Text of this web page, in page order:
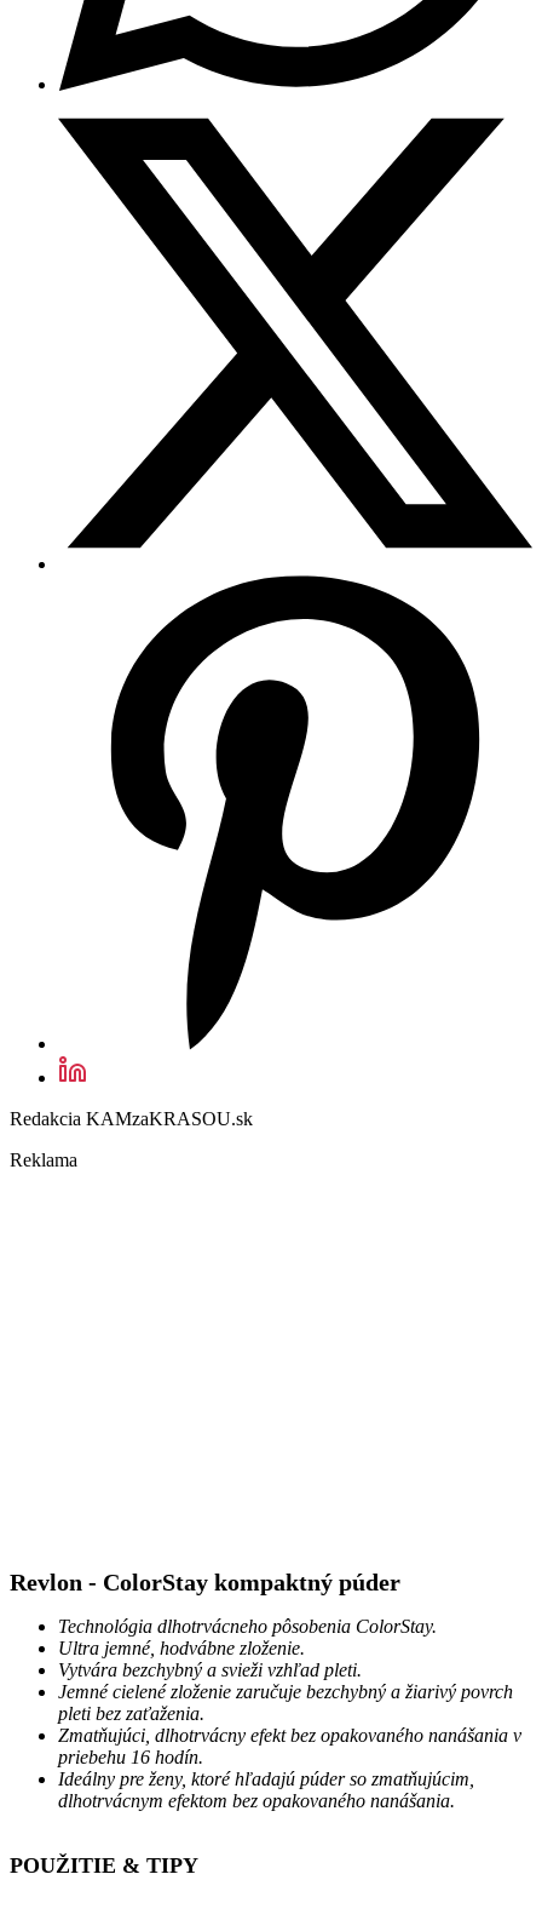
Redakcia KAMzaKRASOU.sk
Reklama
Revlon - ColorStay kompaktný púder
Technológia dlhotrvácneho pôsobenia ColorStay.
Ultra jemné, hodvábne zloženie.
Vytvára bezchybný a svieži vzhľad pleti.
Jemné cielené zloženie zaručuje bezchybný a žiarivý povrch
pleti bez zaťaženia.
Zmatňujúci, dlhotrvácny efekt bez opakovaného nanášania v
priebehu 16 hodín.
Ideálny pre ženy, ktoré hľadajú púder so zmatňujúcim,
dlhotrvácnym efektom bez opakovaného nanášania.
POUŽITIE & TIPY